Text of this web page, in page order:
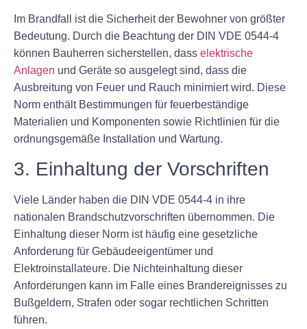
Im Brandfall ist die Sicherheit der Bewohner von größter
Bedeutung. Durch die Beachtung der DIN VDE 0544-4
können Bauherren sicherstellen, dass elektrische
Anlagen und Geräte so ausgelegt sind, dass die
Ausbreitung von Feuer und Rauch minimiert wird. Diese
Norm enthält Bestimmungen für feuerbeständige
Materialien und Komponenten sowie Richtlinien für die
ordnungsgemäße Installation und Wartung.
3. Einhaltung der Vorschriften
Viele Länder haben die DIN VDE 0544-4 in ihre
nationalen Brandschutzvorschriften übernommen. Die
Einhaltung dieser Norm ist häufig eine gesetzliche
Anforderung für Gebäudeeigentümer und
Elektroinstallateure. Die Nichteinhaltung dieser
Anforderungen kann im Falle eines Brandereignisses zu
Bußgeldern, Strafen oder sogar rechtlichen Schritten
führen.